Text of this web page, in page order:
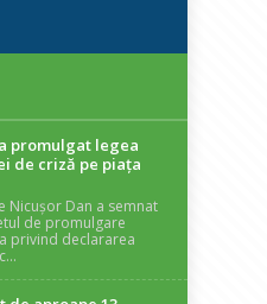
promulgat legea
de criză pe piaţa
Nicușor Dan a semnat
de promulgare
privind declararea